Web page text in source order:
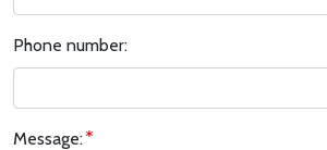
Phone number:
Message: